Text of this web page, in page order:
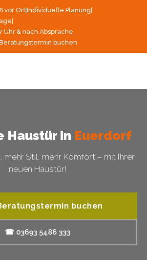
vor Ort Individuelle Planung
Uhr & nach Absprache
buchen
Haustür in Euerdorf
mehr Stil, mehr Komfort – mit Ihrer
neuen Haustür!
buchen
☎ 03693 5486 333